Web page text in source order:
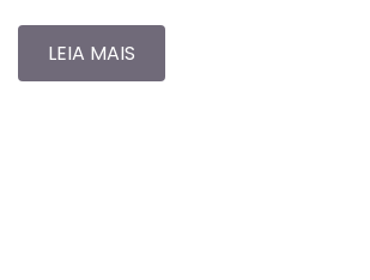
LEIA MAIS